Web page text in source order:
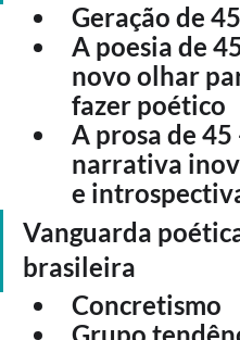
Geração de 45
A poesia de
novo olhar
fazer poético
A prosa de 45
narrativa
e
Vanguarda
brasileira
Concretismo